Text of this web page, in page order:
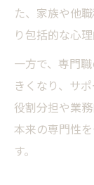
た、家族や他
り包括的な心
一方で、専門
きくなり、サ
役割分担や業
本来の専門性
す。